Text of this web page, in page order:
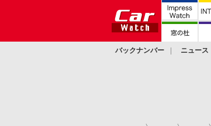
バックナンバー ニュース